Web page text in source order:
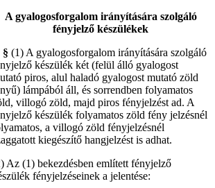
A gyalogosforgalom irányítására szolgáló
fényjelző készülékek
§ (1) A gyalogosforgalom irányítására szolgáló
készülék két (felül álló gyalogost
piros, alul haladó gyalogost mutató zöld
lámpából áll, és sorrendben folyamatos
villogó zöld, majd piros fényjelzést ad. A
készülék folyamatos zöld fény jelzésnél
a villogó zöld fényjelzésnél
kiegészítő hangjelzést is adhat.
Az (1) bekezdésben említett fényjelző
fényjelzéseinek a jelentése: